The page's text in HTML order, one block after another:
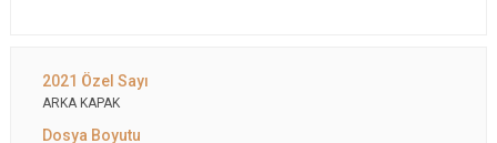
ARKA KAPAK